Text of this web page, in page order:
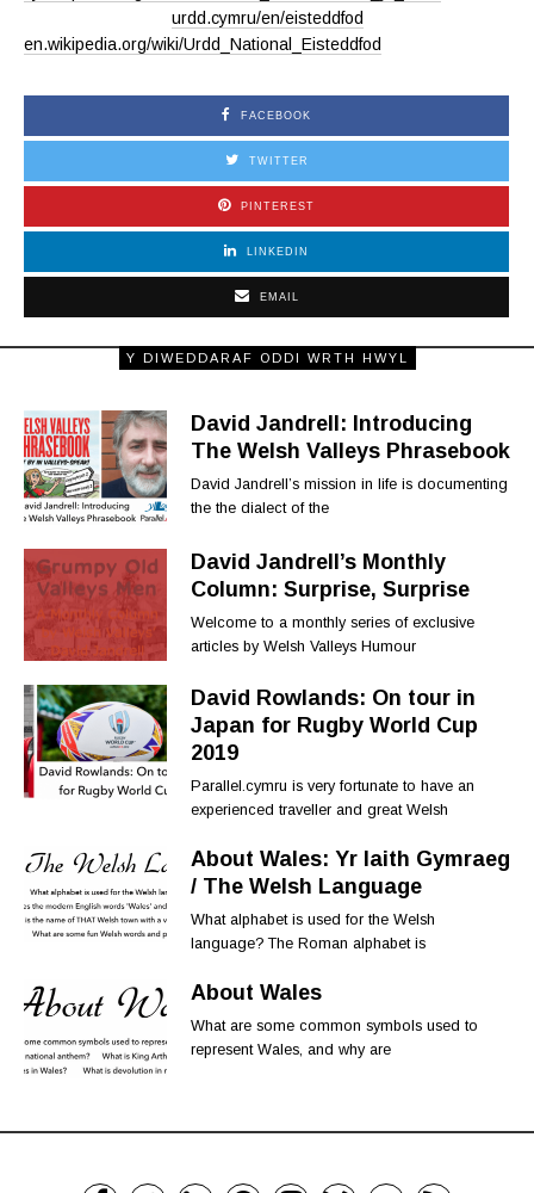
urdd.cymru/en/eisteddfod
en.wikipedia.org/wiki/Urdd_National_Eisteddfod
FACEBOOK
TWITTER
PINTEREST
LINKEDIN
EMAIL
Y DIWEDDARAF ODDI WRTH HWYL
David Jandrell: Introducing
The Welsh Valleys Phrasebook
David Jandrell’s mission in life is documenting
the the dialect of the
David Jandrell’s Monthly
Column: Surprise, Surprise
Welcome to a monthly series of exclusive
articles by Welsh Valleys Humour
David Rowlands: On tour in
Japan for Rugby World Cup
2019
Parallel.cymru is very fortunate to have an
experienced traveller and great Welsh
About Wales: Yr Iaith Gymraeg
/ The Welsh Language
What alphabet is used for the Welsh
language? The Roman alphabet is
About Wales
What are some common symbols used to
represent Wales, and why are